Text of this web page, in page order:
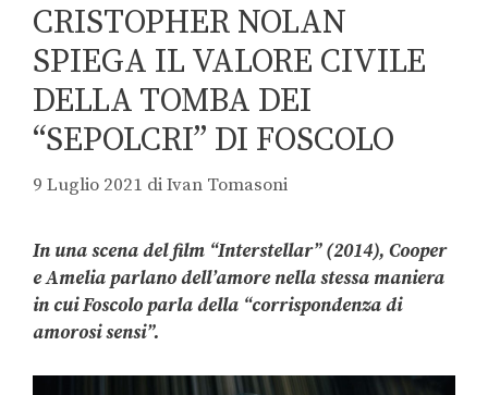
CRISTOPHER NOLAN
SPIEGA IL VALORE CIVILE
DELLA TOMBA DEI
“SEPOLCRI” DI FOSCOLO
9 Luglio 2021 diIvan Tomasoni
In una scena del film “Interstellar” (2014), Cooper
e Amelia parlano dell’amore nella stessa maniera
in cui Foscolo parla della “corrispondenza di
amorosi sensi”.